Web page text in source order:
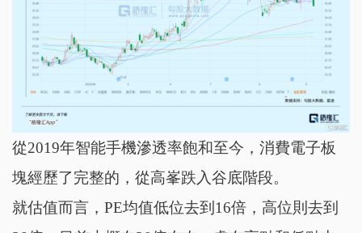
從2019年智能手機滲透率飽和至今，消費電子板
塊經歷了完整的，從高峯跌入谷底階段。
就估值而言，PE均值低位去到16倍，高位則去到